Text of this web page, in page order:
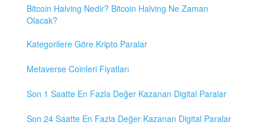
Bitcoin Halving Nedir? Bitcoin Halving Ne Zaman
Olacak?
Kategorilere Göre Kripto Paralar
Metaverse Coinleri Fiyatları
Son 1 Saatte En Fazla Değer Kazanan Digital Paralar
Son 24 Saatte En Fazla Değer Kazanan Digital Paralar